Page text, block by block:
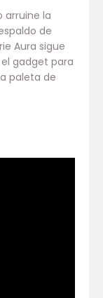
arruine la
de
Aura sigue
gadget para
paleta de